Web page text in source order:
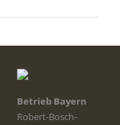
Betrieb Bayern
Robert-Bosch-